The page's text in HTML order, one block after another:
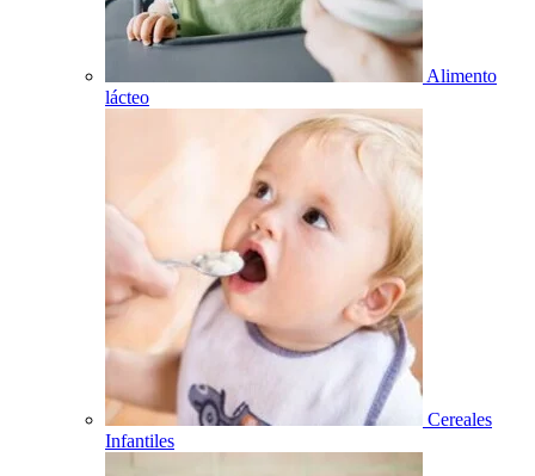
Alimento
lácteo
Cereales
Infantiles